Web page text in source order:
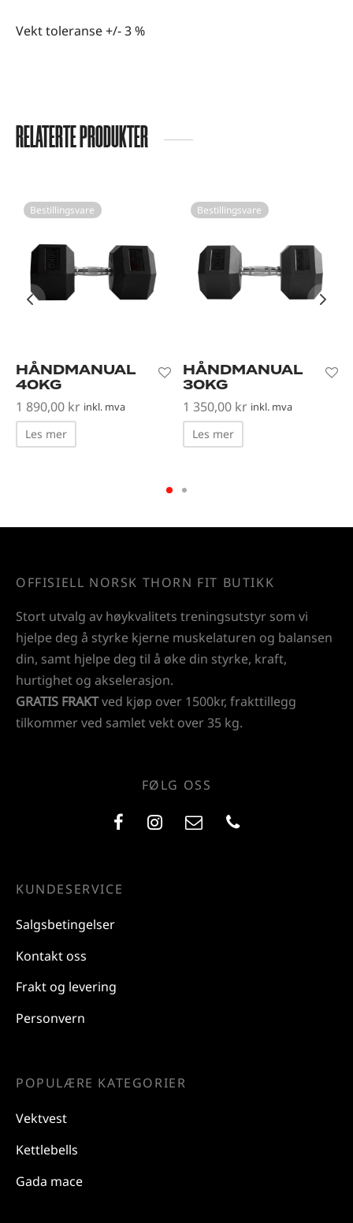
Vekt toleranse +/- 3 %
RELATERTE PRODUKTER
Bestillingsvare
HÅNDMANUAL
40KG
1 890,00 kr inkl. mva
Les mer
Bestillingsvare
HÅNDMANUAL
30KG
1 350,00 kr inkl. mva
Les mer
OFFISIELL NORSK THORN FIT BUTIKK
Stort utvalg av høykvalitets treningsutstyr som vi
hjelpe deg å styrke kjerne muskelaturen og balansen
din, samt hjelpe deg til å øke din styrke, kraft,
hurtighet og akselerasjon.
GRATIS FRAKTved kjøp over 1500kr, frakttillegg
tilkommer ved samlet vekt over 35 kg.
FØLG OSS
KUNDESERVICE
Salgsbetingelser
Kontakt oss
Frakt og levering
Personvern
POPULÆRE KATEGORIER
Vektvest
Kettlebells
Gada mace